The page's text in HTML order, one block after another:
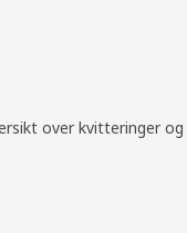
over kvitteringer og